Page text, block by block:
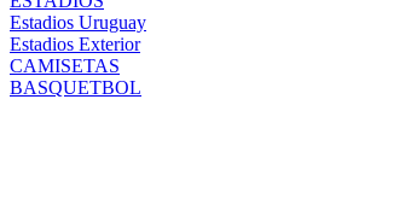
Estadios Uruguay
Estadios Exterior
CAMISETAS
BASQUETBOL